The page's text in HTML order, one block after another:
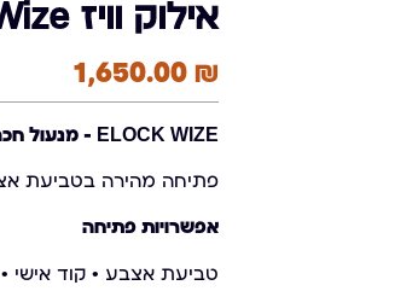
אילוק וויז Elock Wize
1,650.00 ₪
ELOCK WIZE – מנעול חכם ביומטרי
פתיחה מהירה בטביעת
אפשרויות פתיחה
טביעת אצבע • קוד אישי